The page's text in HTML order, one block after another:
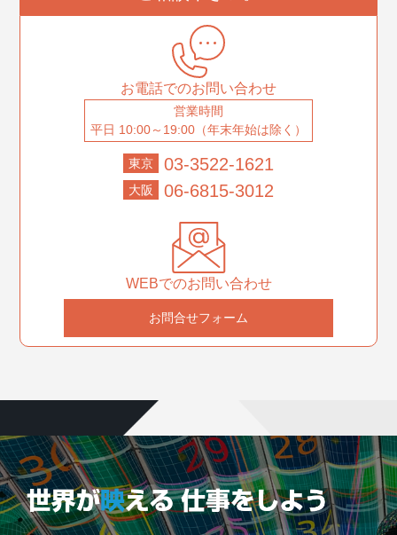
お電話でのお問い合わせ
営業時間
平日 10:00～19:00（年末年始は除く）
東京 03-3522-1621
大阪 06-6815-3012
WEBでのお問い合わせ
お問合せフォーム